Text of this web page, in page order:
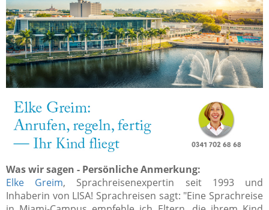
Was wir sagen - Persönliche Anmerkung:
Elke Greim, Sprachreisenexpertin seit 1993 und
Inhaberin von LISA! Sprachreisen sagt: "Eine Sprachreise